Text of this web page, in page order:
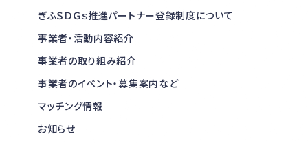
ぎふＳＤＧｓ推進パートナー登録制度について
事業者・活動内容紹介
事業者の取り組み紹介
事業者のイベント・募集案内など
マッチング情報
お知らせ